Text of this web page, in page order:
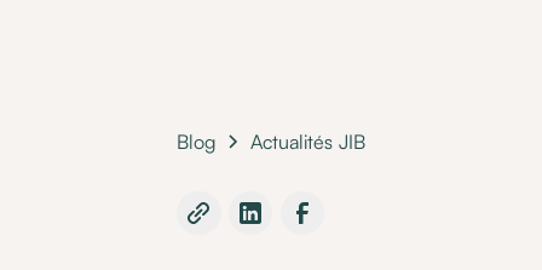
Blog Actualités JIB